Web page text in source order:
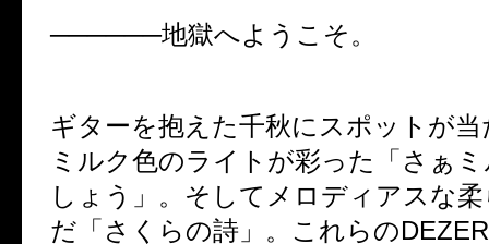
──────地獄へようこそ。
ギターを抱えた千秋にスポットが
ミルク色のライトが彩った「さぁ
しょう」。そしてメロディアスな
だ「さくらの詩」。これらの